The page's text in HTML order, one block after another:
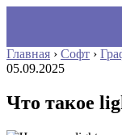
Главная › Софт ›
05.09.2025
Что такое